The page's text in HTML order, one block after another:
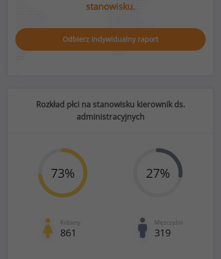
stanowisku.
Odbierz indywidualny raport
Rozkład płci na stanowisku kierownik ds.
administracyjnych
73%
Kobiety
861
27%
Mężczyźni
319